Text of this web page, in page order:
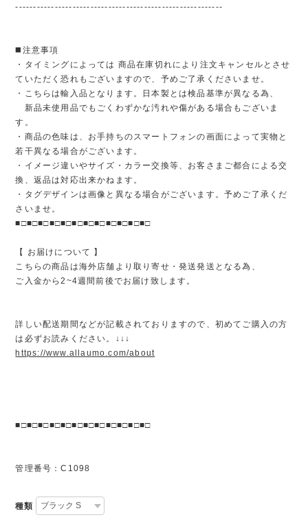
----------------------------------------------------------
◼️注意事項
・タイミングによっては 商品在庫切れにより注文キャンセルとさせ
ていただく恐れもございますので、予めご了承くださいませ。
・こちらは輸入品となります。日本製とは検品基準が異なる為、
新品未使用品でもごくわずかな汚れや傷がある場合もございま
す。
・商品の色味は、お手持ちのスマートフォンの画面によって実物と
若干異なる場合がございます。
・イメージ違いやサイズ・カラー交換等、お客さまご都合による交
換、返品は対応出来かねます。
・タグデザインは画像と異なる場合がございます。予めご了承くだ
さいませ。
■□■□■□■□■□■□■□■□■□■□■□■□
【 お届けについて 】
こちらの商品は海外店舗より取り寄せ・発送発送となる為、
ご入金から2~4週間前後でお届け致します。
詳しい配送期間などが記載されておりますので、初めてご購入の方
は必ずお読みください。↓↓↓
https://www.allaumo.com/about
■□■□■□■□■□■□■□■□■□■□■□■□
管理番号：C1098
種類